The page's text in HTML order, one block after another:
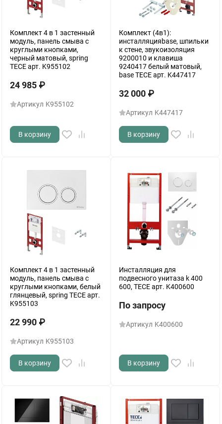
Комплект 4 в 1 застенный
модуль, панель смыва с
круглыми кнопками,
черный матовый, spring
TECE арт. K955102
24 985 ₽
Артикул K955102
В корзину
Комплект (4в1):
инсталляцияbase, шпильки
к стене, звукоизоляция
9200010 и клавиша
9240417 белый матовый,
base TECE арт. K447417
32 000 ₽
Артикул K447417
В корзину
Комплект 4 в 1 застенный
модуль, панель смыва с
круглыми кнопками, белый
глянцевый, spring TECE арт.
K955103
22 990 ₽
Артикул K955103
В корзину
Инсталляция для
подвесного унитаза k 400
600, TECE арт. K400600
По запросу
Артикул K400600
В корзину